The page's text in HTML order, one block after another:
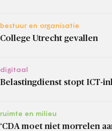
bestuur en organisatie
College Utrecht gevallen
digitaal
Belastingdienst stopt ICT-
ruimte en milieu
‘CDA moet niet morrelen